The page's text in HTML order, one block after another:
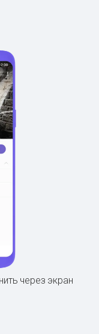
через экран